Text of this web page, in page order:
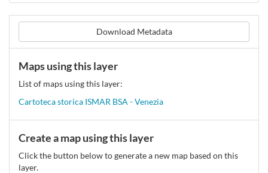
Download Metadata
Maps using this layer
List of maps using this layer:
Cartoteca storica ISMAR BSA - Venezia
Create a map using this layer
Click the button below to generate a new map based on this
layer.